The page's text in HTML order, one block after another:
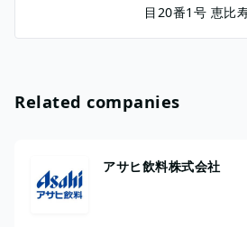
目20番1号 恵比
Related companies
アサヒ飲料株式会社